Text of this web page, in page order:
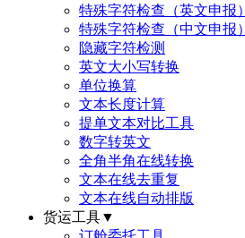
特殊字符检查（英文申报）
特殊字符检查（中文申报）
隐藏字符检测
英文大小写转换
单位换算
文本长度计算
提单文本对比工具
数字转英文
全角半角在线转换
文本在线去重复
文本在线自动排版
货运工具▼